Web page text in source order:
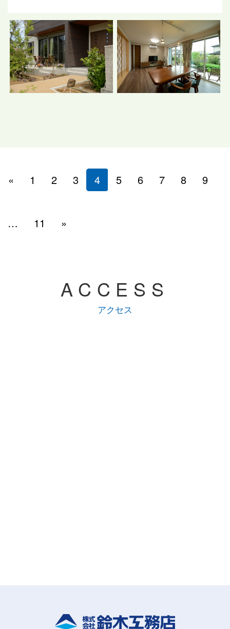
« 1 2 3 4 5 6 7 8 9
… 11 »
ACCESS
アクセス